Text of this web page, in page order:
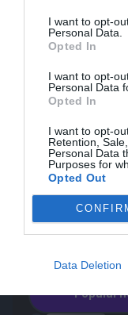
I want to opt-
Personal Data.
Opted In
I want to opt-
Personal Data
Opted In
I want to opt-
Retention,
Personal Data
Purposes for
Opted Out
Data Deletion
Australia to kraj,
turystów, ale
Należy
przyrodę. W
warunki
na świeżym
kontaktach z
zabezpieczenie
turystycznych!